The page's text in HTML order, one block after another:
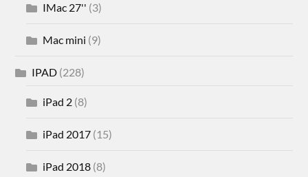
IMac 27'' (3)
Mac mini (9)
IPAD (228)
iPad 2 (8)
iPad 2017 (15)
iPad 2018 (8)